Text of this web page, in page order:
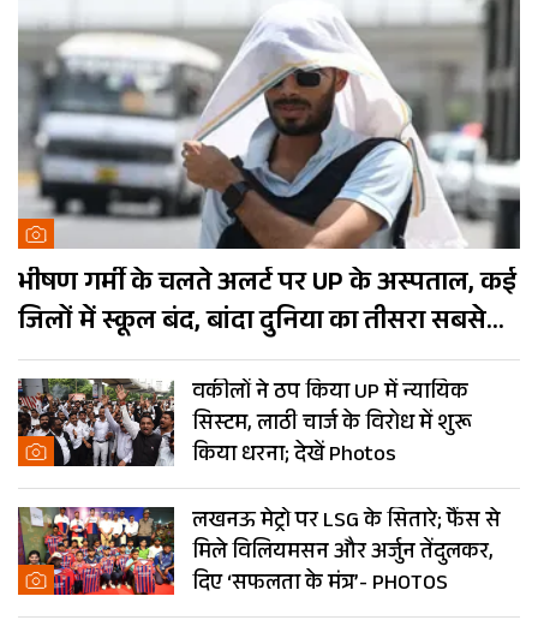
भीषण गर्मी के चलते अलर्ट पर UP के अस्पताल, कई
जिलों में स्कूल बंद, बांदा दुनिया का तीसरा सबसे
गर्म शहर
वकीलों ने ठप किया UP में न्यायिक
सिस्टम, लाठी चार्ज के विरोध में शुरू
किया धरना; देखें Photos
लखनऊ मेट्रो पर LSG के सितारे; फैंस से
मिले विलियमसन और अर्जुन तेंदुलकर,
दिए ‘सफलता के मंत्र’- PHOTOS